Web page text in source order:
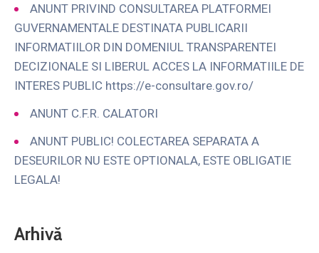
ANUNT PRIVIND CONSULTAREA PLATFORMEI
GUVERNAMENTALE DESTINATA PUBLICARII
INFORMATIILOR DIN DOMENIUL TRANSPARENTEI
DECIZIONALE SI LIBERUL ACCES LA INFORMATIILE DE
INTERES PUBLIC https://e-consultare.gov.ro/
ANUNT C.F.R. CALATORI
ANUNT PUBLIC! COLECTAREA SEPARATA A
DESEURILOR NU ESTE OPTIONALA, ESTE OBLIGATIE
LEGALA!
Arhivă